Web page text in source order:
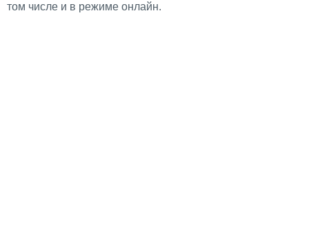
том числе и в режиме онлайн.